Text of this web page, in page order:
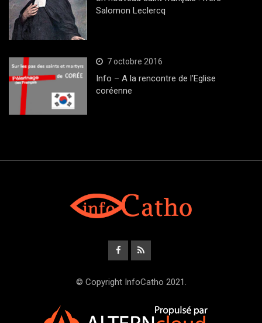
Salomon Leclercq
7 octobre 2016
Info – A la rencontre de l’Eglise
coréenne
© Copyright InfoCatho 2021.